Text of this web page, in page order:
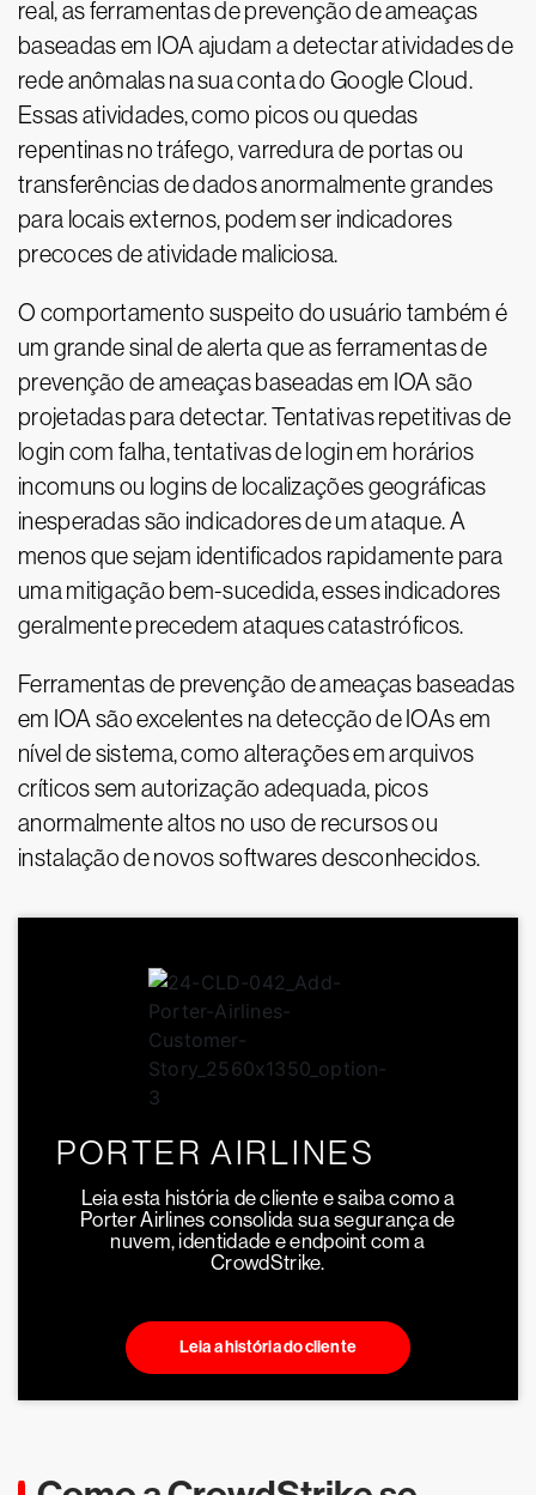
real, as ferramentas de prevenção de ameaças
baseadas em IOA ajudam a detectar atividades de
rede anômalas na sua conta do Google Cloud.
Essas atividades, como picos ou quedas
repentinas no tráfego, varredura de portas ou
transferências de dados anormalmente grandes
para locais externos, podem ser indicadores
precoces de atividade maliciosa.
O comportamento suspeito do usuário também é
um grande sinal de alerta que as ferramentas de
prevenção de ameaças baseadas em IOA são
projetadas para detectar. Tentativas repetitivas de
login com falha, tentativas de login em horários
incomuns ou logins de localizações geográficas
inesperadas são indicadores de um ataque. A
menos que sejam identificados rapidamente para
uma mitigação bem-sucedida, esses indicadores
geralmente precedem ataques catastróficos.
Ferramentas de prevenção de ameaças baseadas
em IOA são excelentes na detecção de IOAs em
nível de sistema, como alterações em arquivos
críticos sem autorização adequada, picos
anormalmente altos no uso de recursos ou
instalação de novos softwares desconhecidos.
PORTER AIRLINES
Leia esta história de cliente e saiba como a
Porter Airlines consolida sua segurança de
nuvem, identidade e endpoint com a
CrowdStrike.
Leia a história do cliente